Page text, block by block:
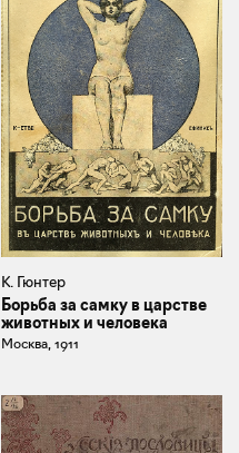
К. Гюнтер
Борьба за самку в царстве
животных и человека
Москва, 1911